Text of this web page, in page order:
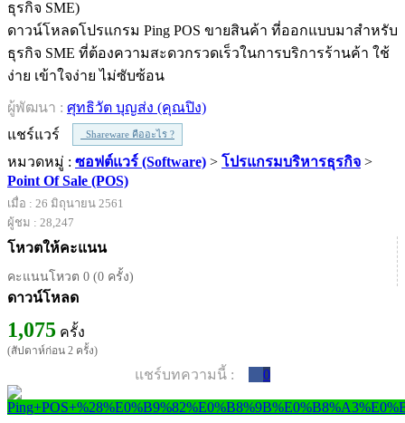
ดาวน์โหลดโปรแกรม Ping POS ขายสินค้า ที่ออกแบบมาสำหรับ
ธุรกิจ SME ที่ต้องความสะดวกรวดเร็วในการบริการร้านค้า ใช้
ง่าย เข้าใจง่าย ไม่ซับซ้อน
ผู้พัฒนา : ศุทธิวัต บุญส่ง (คุณปิง)
แชร์แวร์
Shareware คืออะไร ?
หมวดหมู่ : ซอฟต์แวร์ (Software) > โปรแกรมบริหารธุรกิจ >
Point Of Sale (POS)
เมื่อ : 26 มิถุนายน 2561
ผู้ชม : 28,247
โหวตให้คะแนน
คะแนนโหวต 0 (0 ครั้ง)
ดาวน์โหลด
1,075 ครั้ง
(สัปดาห์ก่อน 2 ครั้ง)
แชร์บทความนี้ : 0